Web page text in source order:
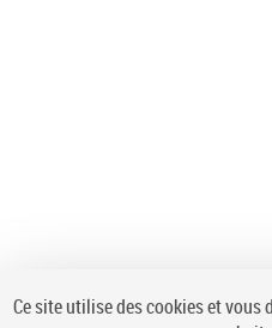
Ce site utilise des cookies et vous